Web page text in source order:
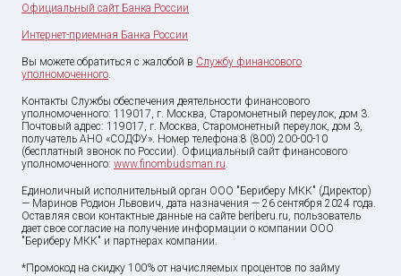
Официальный сайт Банка России
Интернет-приемная Банка России
Вы можете обратиться с жалобой в Службу финансового
уполномоченного.
Контакты Службы обеспечения деятельности финансового
уполномоченного: 119017, г. Москва, Старомонетный переулок, дом 3.
Почтовый адрес: 119017, г. Москва, Старомонетный переулок, дом 3,
получатель АНО «СОДФУ». Номер телефона:8 (800) 200-00-10
(бесплатный звонок по России). Официальный сайт финансового
уполномоченного: www.finombudsman.ru.
Единоличный исполнительный орган ООО "Бериберу МКК" (Директор)
— Маринов Родион Львович, дата назначения — 26 сентября 2024 года.
Оставляя свои контактные данные на сайте beriberu.ru, пользователь
дает свое согласие на получение информации о компании ООО
"Бериберу МКК" и партнерах компании.
*Промокод на скидку 100% от начисляемых процентов по займу